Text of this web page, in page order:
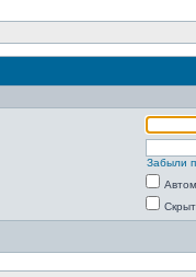
Забыли